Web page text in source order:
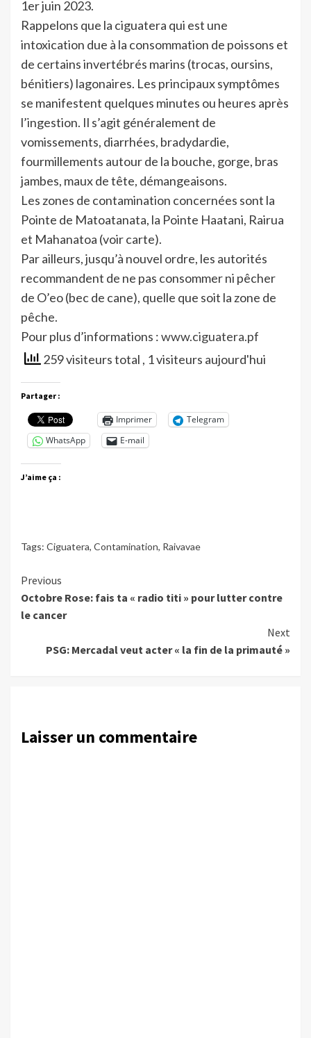
1er juin 2023.
Rappelons que la ciguatera qui est une
intoxication due à la consommation de poissons et
de certains invertébrés marins (trocas, oursins,
bénitiers) lagonaires. Les principaux symptômes
se manifestent quelques minutes ou heures après
l’ingestion. Il s’agit généralement de
vomissements, diarrhées, bradydardie,
fourmillements autour de la bouche, gorge, bras
jambes, maux de tête, démangeaisons.
Les zones de contamination concernées sont la
Pointe de Matoatanata, la Pointe Haatani, Rairua
et Mahanatoa (voir carte).
Par ailleurs, jusqu’à nouvel ordre, les autorités
recommandent de ne pas consommer ni pêcher
de O’eo (bec de cane), quelle que soit la zone de
pêche.
Pour plus d’informations :www.ciguatera.pf
259 visiteurs total , 1 visiteurs aujourd'hui
Partager :
Imprimer
Telegram
WhatsApp
E-mail
J’aime ça :
Tags: Ciguatera, Contamination, Raivavae
Continue
Reading
Previous
Octobre Rose: fais ta « radio titi » pour lutter contre
le cancer
Next
PSG: Mercadal veut acter « la fin de la primauté »
Laisser un commentaire